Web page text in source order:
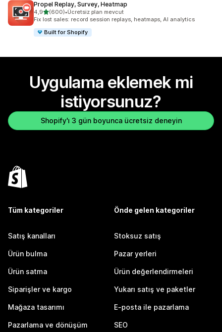
Propel Replay, Survey, Heatmap
4,95 yıldız üzerinden
(600)
toplam 600 değerlendirme
•Ücretsiz plan mevcut
Fix lost sales: record session replays, heatmaps, AI analytics
Built for Shopify
Uygulama eklemek mi
istiyorsunuz?
Shopify'ı 3 gün boyunca ücretsiz deneyin
Tüm kategoriler
Satış kanalları
Ürün bulma
Ürün satma
Siparişler ve kargo
Mağaza tasarımı
Pazarlama ve dönüşüm
Önde gelen kategoriler
Stoksuz satış
Pazar yerleri
Ürün değerlendirmeleri
Yukarı satış ve paketler
E-posta ile pazarlama
SEO